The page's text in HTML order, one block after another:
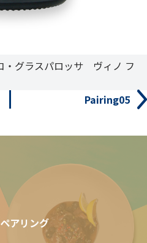
・グラスパロッサ ヴィノ フ
Pairing05
アリング